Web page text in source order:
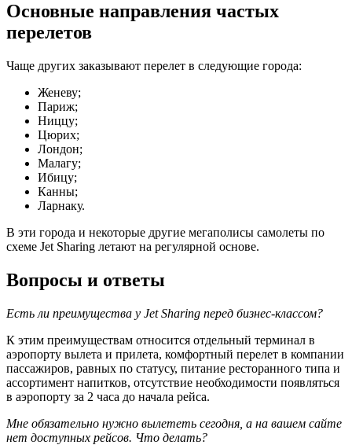
Основные направления частых
перелетов
Чаще других заказывают перелет в следующие города:
Женеву;
Париж;
Ниццу;
Цюрих;
Лондон;
Малагу;
Ибицу;
Канны;
Ларнаку.
В эти города и некоторые другие мегаполисы самолеты по
схеме Jet Sharing летают на регулярной основе.
Вопросы и ответы
Есть ли преимущества у Jet Sharing перед бизнес-классом?
К этим преимуществам относится отдельный терминал в
аэропорту вылета и прилета, комфортный перелет в компании
пассажиров, равных по статусу, питание ресторанного типа и
ассортимент напитков, отсутствие необходимости появляться
в аэропорту за 2 часа до начала рейса.
Мне обязательно нужно вылететь сегодня, а на вашем сайте
нет доступных рейсов. Что делать?